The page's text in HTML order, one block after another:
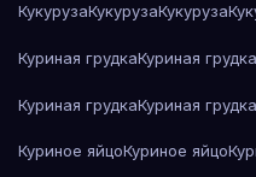
КукурузаКукурузаКукуруза
Куриная грудкаКуриная грудка
Куриная грудкаКуриная грудка
Куриное яйцоКуриное яйцо